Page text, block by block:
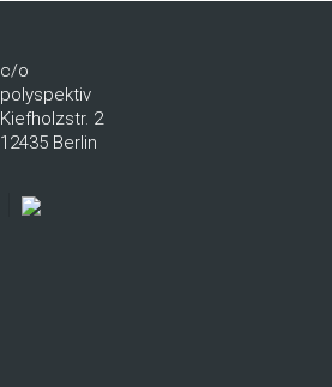
c/o
polyspektiv
Kiefholzstr. 2
12435 Berlin